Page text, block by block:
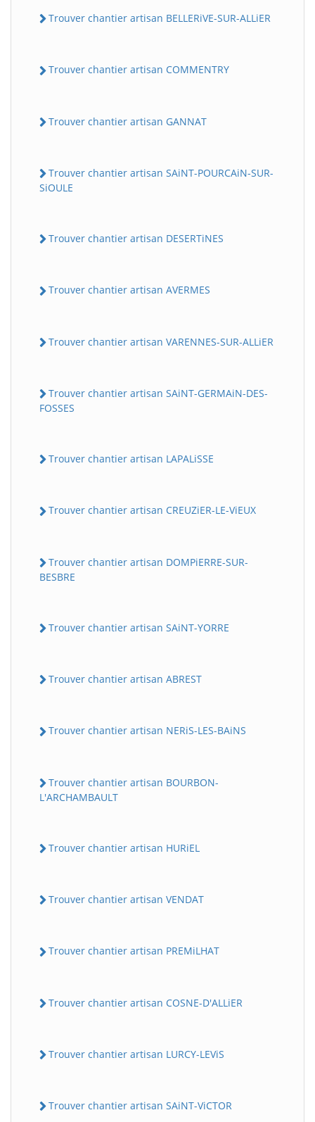
Trouver chantier artisan BELLERiVE-SUR-ALLiER
Trouver chantier artisan COMMENTRY
Trouver chantier artisan GANNAT
Trouver chantier artisan SAiNT-POURCAiN-SUR-
SiOULE
Trouver chantier artisan DESERTiNES
Trouver chantier artisan AVERMES
Trouver chantier artisan VARENNES-SUR-ALLiER
Trouver chantier artisan SAiNT-GERMAiN-DES-
FOSSES
Trouver chantier artisan LAPALiSSE
Trouver chantier artisan CREUZiER-LE-ViEUX
Trouver chantier artisan DOMPiERRE-SUR-
BESBRE
Trouver chantier artisan SAiNT-YORRE
Trouver chantier artisan ABREST
Trouver chantier artisan NERiS-LES-BAiNS
Trouver chantier artisan BOURBON-
L'ARCHAMBAULT
Trouver chantier artisan HURiEL
Trouver chantier artisan VENDAT
Trouver chantier artisan PREMiLHAT
Trouver chantier artisan COSNE-D'ALLiER
Trouver chantier artisan LURCY-LEViS
Trouver chantier artisan SAiNT-ViCTOR